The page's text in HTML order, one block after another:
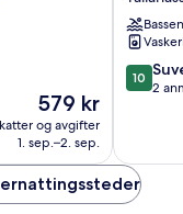
Prisen
579 kr
579 kr
og avgifter
1. sep.–2. sep.
Fsu:
Family
Home
w/
Pool
inch
TV
10.0
av
10
2